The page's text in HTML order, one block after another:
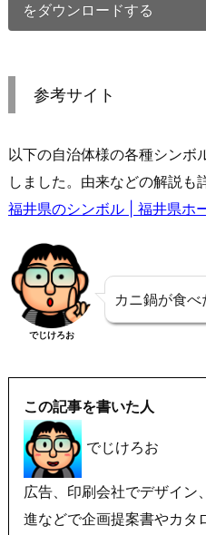
をダウンロードする
参考サイト
以下の自治体様の各種シンボ
しました。由来などの解説も
福井県のシンボル | 福井県ホ
でじけろお
カニ鍋が食
この記事を書いた人
でじけろお
広告、印刷会社でデザイン
進などで企画提案書やカタ